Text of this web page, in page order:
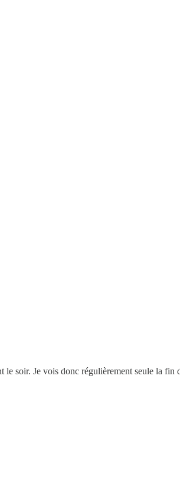
soir. Je vois donc régulièrement seule la fin